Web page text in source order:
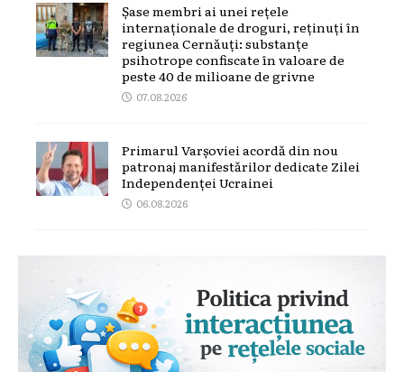
Șase membri ai unei rețele
internaționale de droguri, reținuți în
regiunea Cernăuți: substanțe
psihotrope confiscate în valoare de
peste 40 de milioane de grivne
07.08.2026
Primarul Varșoviei acordă din nou
patronaj manifestărilor dedicate Zilei
Independenței Ucrainei
06.08.2026